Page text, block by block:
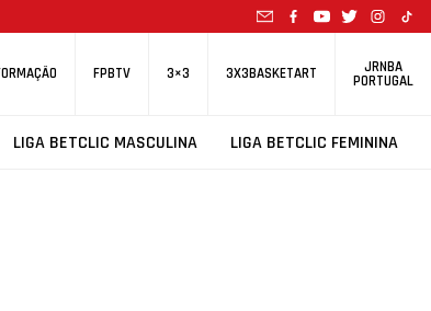
FPBTV 3×3 3X3BASKETART JRNBA
PORTUGAL
LIGA BETCLIC MASCULINA LIGA BETCLIC FEMININA